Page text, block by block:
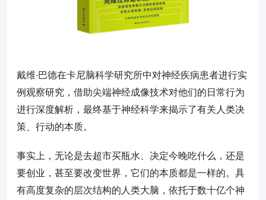
戴维·巴德在卡尼脑科学研究所中对神经疾病患者进行实
例观察研究，借助尖端神经成像技术对他们的日常行为
进行深度解析，最终基于神经科学来揭示了有关人类决
策、行动的本质。
事实上，无论是去超市买瓶水、决定今晚吃什么，还是
要创业，甚至要改变世界，它们的本质都是一样的。具
有高度复杂的层次结构的人类大脑，依托于数十亿个神